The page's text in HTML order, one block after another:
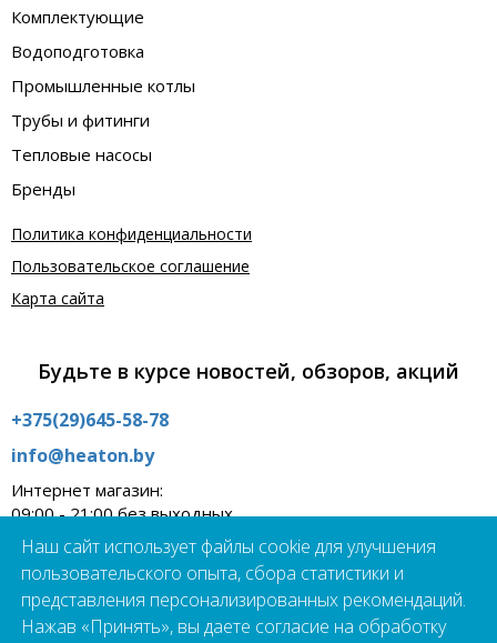
Комплектующие
Водоподготовка
Промышленные котлы
Трубы и фитинги
Тепловые насосы
Бренды
Политика конфиденциальности
Пользовательское соглашение
Карта сайта
Будьте в курсе новостей, обзоров, акций
+375(29)645-58-78
info@heaton.by
Интернет магазин:
09:00 - 21:00 без выходных
Шоурум:
09:00 - 19:00 пн - пт
г.Минск, ул. Школьная 21А
Подпишись на наш чат-бот прямо сейчас!
Наш сайт использует файлы cookie для улучшения
пользовательского опыта, сбора статистики и
представления персонализированных рекомендаций.
Нажав «Принять», вы даете согласие на обработку